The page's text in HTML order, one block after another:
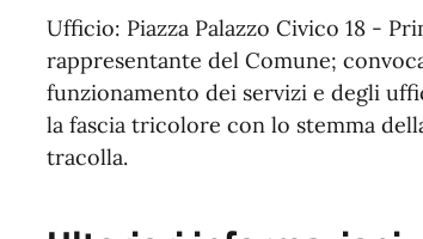
Ufficio: Piazza Palazzo Civico 18 -
rappresentante del Comune;
funzionamento dei servizi e degli
la fascia tricolore con lo stemma
tracolla.